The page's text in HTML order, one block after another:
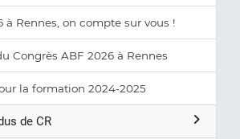
à Rennes, on compte sur vous !
Congrès ABF 2026 à Rennes
la formation 2024-2025
de CR